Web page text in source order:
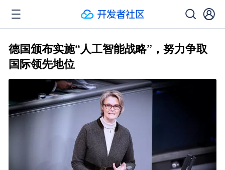
德国颁布实施“人工智能战略”，努力争取
国际领先地位